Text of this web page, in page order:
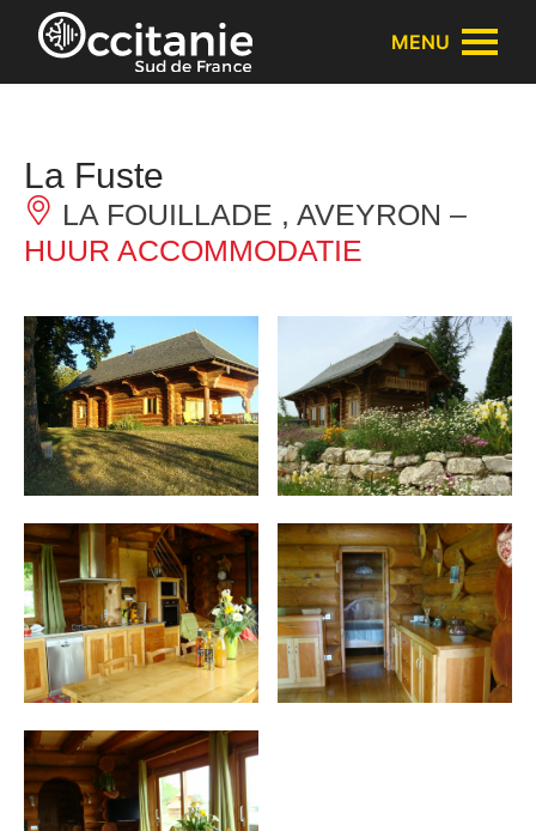
Cookies beheer paneel
MENU
La Fuste
LA FOUILLADE , AVEYRON –
HUUR ACCOMMODATIE